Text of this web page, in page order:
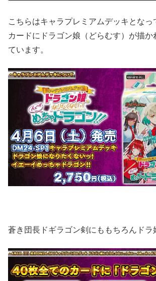
こちらはキャラプレミアムデッキとな
カードにドラゴン娘（どらむす）が描か
ています。
蒼き団長ドギラゴン剣にももちろんドラ